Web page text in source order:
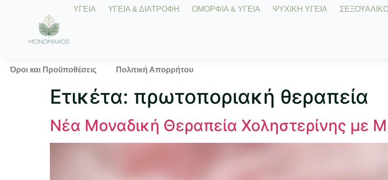
ΥΓΕΙΑ ΥΓΕΙΑ & ΔΙΑΤΡΟΦΗ ΟΜΟΡΦΙΑ & ΥΓΕΙΑ ΨΥΧΙΚΗ ΥΓΕΙΑ
Όροι και Προϋποθέσεις Πολιτική Απορρήτου
Ετικέτα: πρωτοποριακή θεραπεία
Νέα Μοναδική Θεραπεία Χοληστερίνης με